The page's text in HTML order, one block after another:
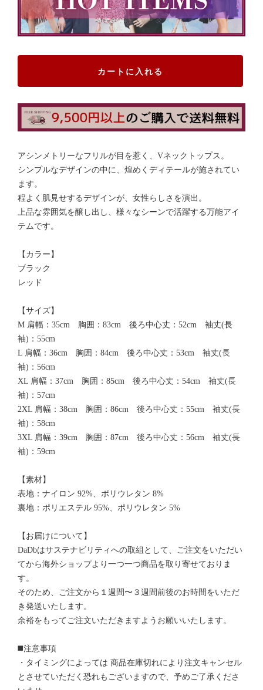
カートに入れる
アシンメトリーなフリルが目を惹く、Vネックトップス。
シンプルなデザインの中に、煌めくディテールが施されてい
ます。
程よく肌見せするデザインが、女性らしさを演出。
上品な雰囲気を醸し出し、様々なシーンで活躍する万能アイ
テムです。
【カラー】
ブラック
レッド
【サイズ】
M 肩幅：35cm 胸囲：83cm 後ろ中心丈：52cm 袖丈(長
袖)：55cm
L 肩幅：36cm 胸囲：84cm 後ろ中心丈：53cm 袖丈(長
袖)：56cm
XL 肩幅：37cm 胸囲：85cm 後ろ中心丈：54cm 袖丈(長
袖)：57cm
2XL 肩幅：38cm 胸囲：86cm 後ろ中心丈：55cm 袖丈(長
袖)：58cm
3XL 肩幅：39cm 胸囲：87cm 後ろ中心丈：56cm 袖丈(長
袖)：59cm
【素材】
表地：ナイロン 92%、ポリウレタン 8%
裏地：ポリエステル 95%、ポリウレタン 5%
【お届けについて】
DaDbはサステナビリティへの取組として、ご注文をいただい
てから海外ショップより一つ一つ商品を取り寄せておりま
す。
そのため、ご注文から１週間〜３週間前後のお時間をいただ
き発送いたします。
余裕をもってご注文いただきますようお願いいたします。
◼️注意事項
・タイミングによっては 商品在庫切れにより注文キャンセル
とさせていただく恐れもございますので、予めご了承くださ